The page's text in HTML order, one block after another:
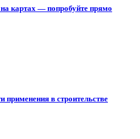
картах — попробуйте прямо
применения в строительстве